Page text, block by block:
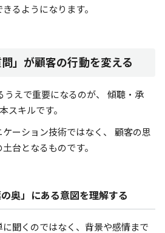
るようになります。
問」が顧客の行動を変える
うえで重要になるのが、 傾聴・承
スキルです。
ーション技術ではなく、 顧客の思
台となるものです。
奥」にある意図を理解する
聞くのではなく、背景や感情まで